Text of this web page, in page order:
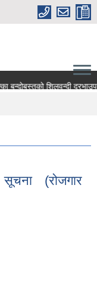
बन्दोबस्तको शिलवन्दी
(रोजगार